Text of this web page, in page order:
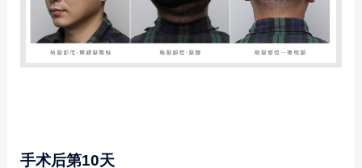
手术后第10天